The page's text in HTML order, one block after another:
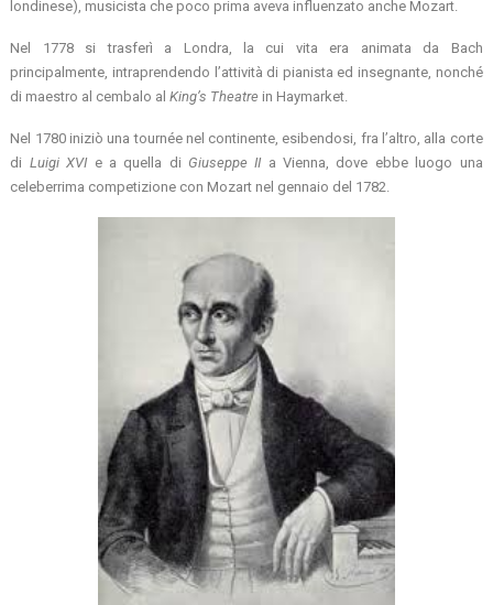
londinese), musicista che poco prima aveva influenzato anche Mozart.
Nel 1778 si trasferì a Londra, la cui vita era animata da Bach
principalmente, intraprendendo l’attività di pianista ed insegnante, nonché
di maestro al cembalo alKing’s Theatre in Haymarket.
Nel 1780 iniziò una tournée nel continente, esibendosi, fra l’altro, alla corte
di Luigi XVI e a quella di Giuseppe II a Vienna, dove ebbe luogo una
celeberrima competizione con Mozart nel gennaio del 1782.